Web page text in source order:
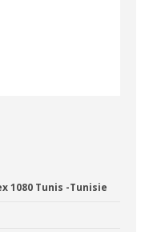
1080 Tunis -Tunisie